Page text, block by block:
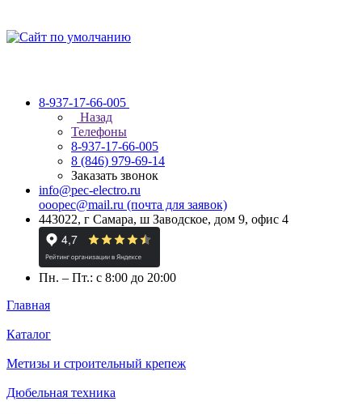
8-937-17-66-005
Назад
Телефоны
8-937-17-66-005
8 (846) 979-69-14
Заказать звонок
info@pec-electro.ru
ooopec@mail.ru (почта для заявок)
443022, г Самара, ш Заводское, дом 9, офис 4
Пн. – Пт.: с 8:00 до 20:00
Главная
Каталог
Метизы и строительный крепеж
Дюбельная техника